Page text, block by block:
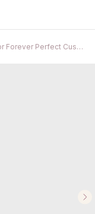
Dior Forever Perfect Cushion